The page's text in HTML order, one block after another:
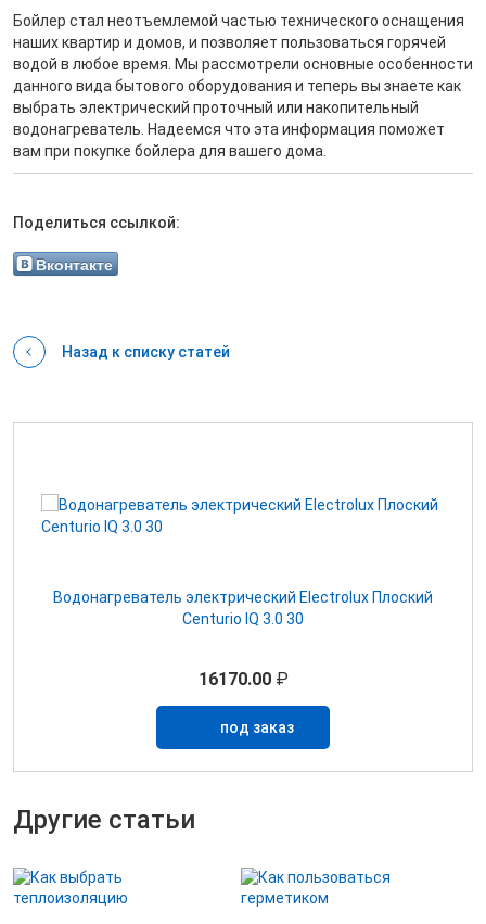
Бойлер стал неотъемлемой частью технического оснащения
наших квартир и домов, и позволяет пользоваться горячей
водой в любое время. Мы рассмотрели основные особенности
данного вида бытового оборудования и теперь вы знаете как
выбрать электрический проточный или накопительный
водонагреватель. Надеемся что эта информация поможет
вам при покупке бойлера для вашего дома.
Назад к списку статей
Вконтакте
Поделиться ссылкой:
16170.00₽
Водонагреватель электрический Electrolux Плоский
Centurio IQ 3.0 30
под заказ
Другие статьи